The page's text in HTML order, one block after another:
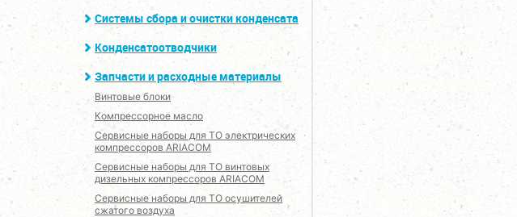
Системы сбора и очистки конденсата
Конденсатоотводчики
Запчасти и расходные материалы
Винтовые блоки
Компрессорное масло
Сервисные наборы для ТО электрических
компрессоров ARIACOM
Сервисные наборы для ТО винтовых
дизельных компрессоров ARIACOM
Сервисные наборы для ТО осушителей
сжатого воздуха